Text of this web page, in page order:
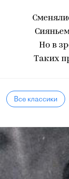
Но в
Таких
Все классики